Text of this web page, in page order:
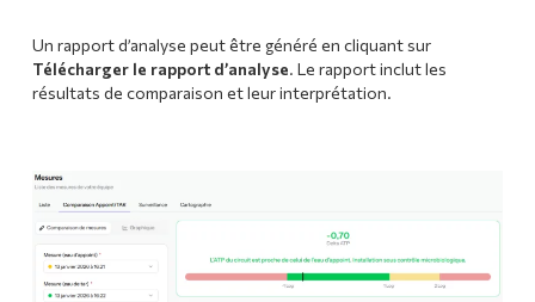
Un rapport d’analyse peut être généré en cliquant sur
Télécharger le rapport d’analyse. Le rapport inclut les
résultats de comparaison et leur interprétation.